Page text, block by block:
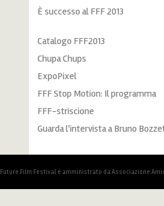
È successo al FFF 2013
Catalogo FFF2013
Chupa Chups
ExpoPixel
FFF Stop Motion: Il programma
FFF-striscione
Guarda l'intervista a Bruno
Future Film Festival è amministrato da Associazione